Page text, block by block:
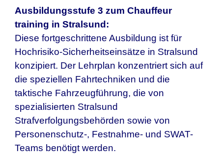
Ausbildungsstufe 3 zum Chauffeur
training in Stralsund:
Diese fortgeschrittene Ausbildung ist für
Hochrisiko-Sicherheitseinsätze in Stralsund
konzipiert. Der Lehrplan konzentriert sich auf
die speziellen Fahrtechniken und die
taktische Fahrzeugführung, die von
spezialisierten Stralsund
Strafverfolgungsbehörden sowie von
Personenschutz-, Festnahme- und SWAT-
Teams benötigt werden.